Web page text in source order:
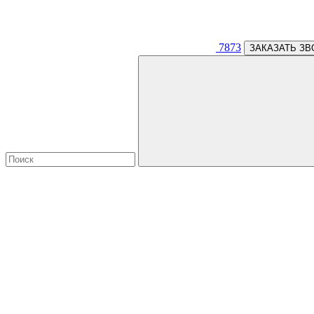
7873 ЗАКАЗАТЬ